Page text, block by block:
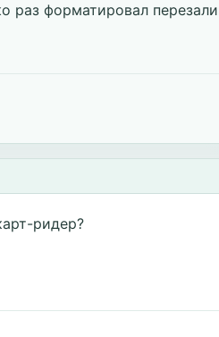
раз форматировал
ридер?